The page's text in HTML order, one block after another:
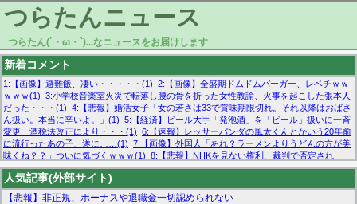
つらたんニュース
つらたん(´・ω・`)...なニュースをお届けします
新着コメント
1:【画像】避難飯、凄い・・・・・(1) 2:【画像】全盛期ドムドムバーガー、レベチｗｗ
ｗｗｗ(1) 3:小学校音楽室火災で転落し腰の骨を折った女性教諭、火事を起こした張本人
だった・・・(1) 4:【悲報】婚活女子「女の若さは33で賞味期限切れ。それ以降はおばさ
ん扱い。本当に辛いよ。」(1) 5:【経済】ビール大手「発泡酒」を「ビール」扱いに一斉
変更 酒税法改正により・・・(1) 6:【速報】レッサーパンダの風太くんとかいう20年前
に流行ったあの子、遂に……(1) 7:【画像】外国人「あれ？ラーメンよりうどんの方が美
味くね？？」ついに気づくｗｗｗ(1) 8:【悲報】NHKを見ない権利、裁判で否定され
る・・・(1) 9:欧州委員長「原発縮小は間違いでした」(1) 10:【悲報】日本企業の人手不
足、限界突破 52%「正社員も足りてません…」(1)
人気記事(外部サイト)
【悲報】非正規、ボーナスや退職金一切認められない